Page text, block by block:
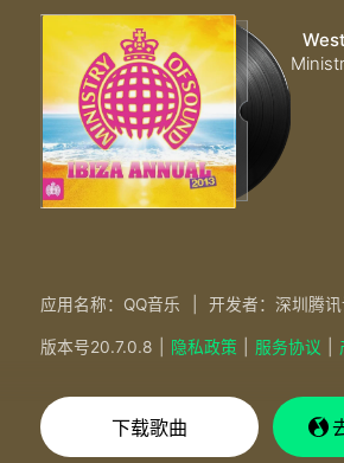
应用名称：QQ音乐 开发者：深圳腾
版本号20.7.0.8 隐私政策 服务协议
下载歌曲